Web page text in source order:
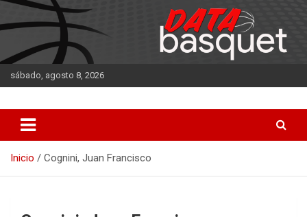
Saltar
al
contenido
sábado, agosto 8, 2026
DATA Basquet
Inicio Cognini, Juan Francisco